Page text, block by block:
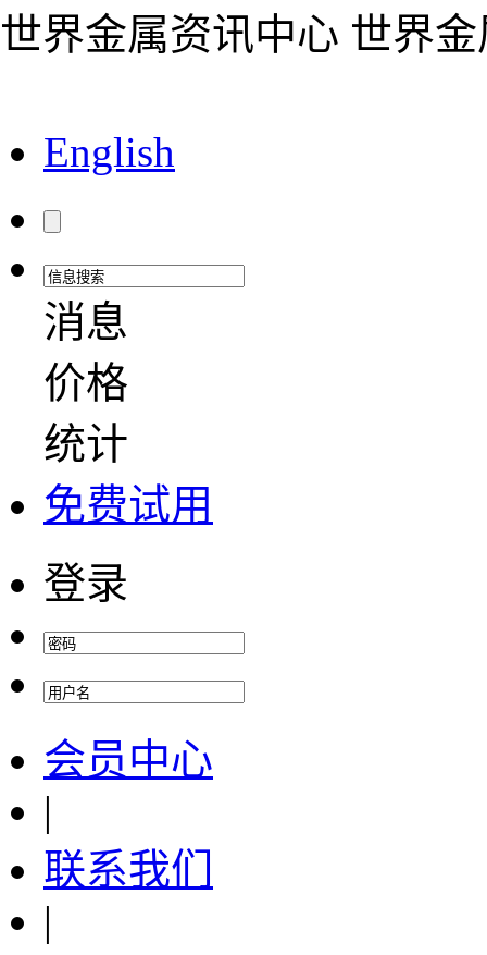
世界金属资讯中心 世界
English
消息
价格
统计
免费试用
登录
会员中心
|
联系我们
|